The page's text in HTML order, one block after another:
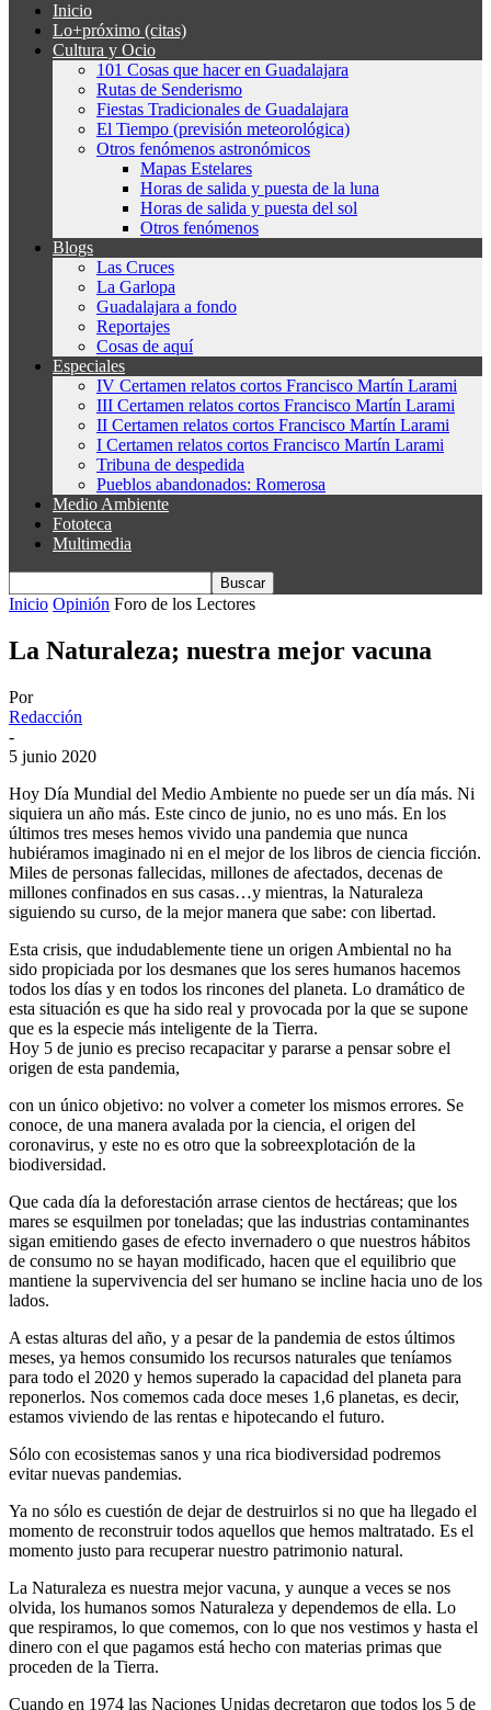
Inicio
Lo+próximo (citas)
Cultura y Ocio
101 Cosas que hacer en Guadalajara
Rutas de Senderismo
Fiestas Tradicionales de Guadalajara
El Tiempo (previsión meteorológica)
Otros fenómenos astronómicos
Mapas Estelares
Horas de salida y puesta de la luna
Horas de salida y puesta del sol
Otros fenómenos
Blogs
Las Cruces
La Garlopa
Guadalajara a fondo
Reportajes
Cosas de aquí
Especiales
IV Certamen relatos cortos Francisco Martín Larami
III Certamen relatos cortos Francisco Martín Larami
II Certamen relatos cortos Francisco Martín Larami
I Certamen relatos cortos Francisco Martín Larami
Tribuna de despedida
Pueblos abandonados: Romerosa
Medio Ambiente
Fototeca
Multimedia
Inicio Opinión Foro de los Lectores
La Naturaleza; nuestra mejor vacuna
Por
Redacción
-
5 junio 2020
Hoy Día Mundial del Medio Ambiente no puede ser un día más. Ni
siquiera un año más. Este cinco de junio, no es uno más. En los
últimos tres meses hemos vivido una pandemia que nunca
hubiéramos imaginado ni en el mejor de los libros de ciencia ficción.
Miles de personas fallecidas, millones de afectados, decenas de
millones confinados en sus casas…y mientras, la Naturaleza
siguiendo su curso, de la mejor manera que sabe: con libertad.
Esta crisis, que indudablemente tiene un origen Ambiental no ha
sido propiciada por los desmanes que los seres humanos hacemos
todos los días y en todos los rincones del planeta. Lo dramático de
esta situación es que ha sido real y provocada por la que se supone
que es la especie más inteligente de la Tierra.
Hoy 5 de junio es preciso recapacitar y pararse a pensar sobre el
origen de esta pandemia,
con un único objetivo: no volver a cometer los mismos errores. Se
conoce, de una manera avalada por la ciencia, el origen del
coronavirus, y este no es otro que la sobreexplotación de la
biodiversidad.
Que cada día la deforestación arrase cientos de hectáreas; que los
mares se esquilmen por toneladas; que las industrias contaminantes
sigan emitiendo gases de efecto invernadero o que nuestros hábitos
de consumo no se hayan modificado, hacen que el equilibrio que
mantiene la supervivencia del ser humano se incline hacia uno de los
lados.
A estas alturas del año, y a pesar de la pandemia de estos últimos
meses, ya hemos consumido los recursos naturales que teníamos
para todo el 2020 y hemos superado la capacidad del planeta para
reponerlos. Nos comemos cada doce meses 1,6 planetas, es decir,
estamos viviendo de las rentas e hipotecando el futuro.
Sólo con ecosistemas sanos y una rica biodiversidad podremos
evitar nuevas pandemias.
Ya no sólo es cuestión de dejar de destruirlos si no que ha llegado el
momento de reconstruir todos aquellos que hemos maltratado. Es el
momento justo para recuperar nuestro patrimonio natural.
La Naturaleza es nuestra mejor vacuna, y aunque a veces se nos
olvida, los humanos somos Naturaleza y dependemos de ella. Lo
que respiramos, lo que comemos, con lo que nos vestimos y hasta el
dinero con el que pagamos está hecho con materias primas que
proceden de la Tierra.
Cuando en 1974 las Naciones Unidas decretaron que todos los 5 de